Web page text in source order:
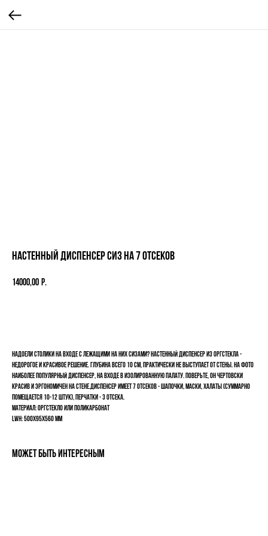
Настенный диспенсер СИЗ на 7 отсеков
14000,00 р.
Надоели столики на входе с лежащими на них СИЗами? Настенный диспенсер из оргстекла -
недорогое и красивое решение. Глубина всего 10 см, практически не выступает от стены. На фото
наиболее популярный диспенсер, на входе в изолированную палату. Поверьте, он чертовски
красив и эргономичен на стене.Диспенсер имеет 7 отсеков - Шапочки, Маски, Халаты (суммарно
помещается 10-12 штук), Перчатки - 3 отсека.
Материал: Оргстекло или поликарбонат
lwh: 500x95x560 mm
Может быть интересным